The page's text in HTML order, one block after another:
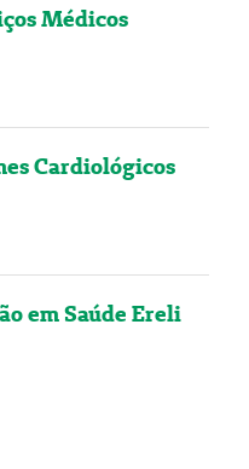
Médicos
Cardiológicos
em Saúde Ereli